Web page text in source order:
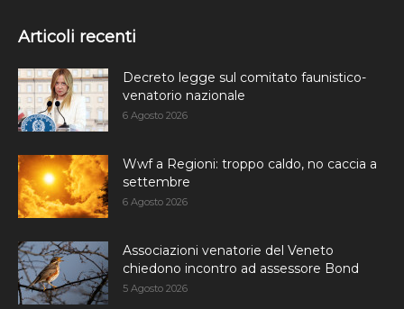
Articoli recenti
Decreto legge sul comitato faunistico-
venatorio nazionale
6 Agosto 2026
Wwf a Regioni: troppo caldo, no caccia a
settembre
6 Agosto 2026
Associazioni venatorie del Veneto
chiedono incontro ad assessore Bond
5 Agosto 2026